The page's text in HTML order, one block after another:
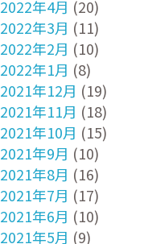
2022年4月 (20)
2022年3月 (11)
2022年2月 (10)
2022年1月 (8)
2021年12月 (19)
2021年11月 (18)
2021年10月 (15)
2021年9月 (10)
2021年8月 (16)
2021年7月 (17)
2021年6月 (10)
2021年5月 (9)